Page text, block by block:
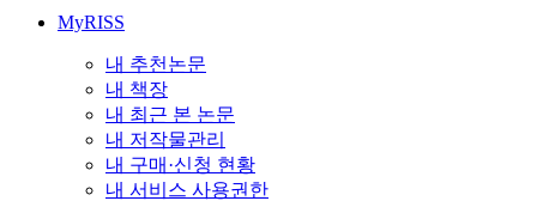
MyRISS
내 추천논문
내 책장
내 최근 본 논문
내 저작물관리
내 구매·신청 현황
내 서비스 사용권한